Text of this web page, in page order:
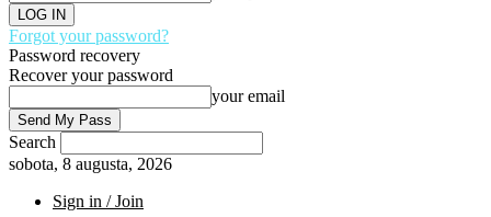
Forgot your password?
Password recovery
Recover your password
your email
Search
sobota, 8 augusta, 2026
Sign in / Join